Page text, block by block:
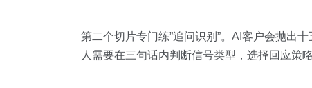
第二个切片专门练”追问识别”。AI客户会抛出
人需要在三句话内判断信号类型，选择回应策